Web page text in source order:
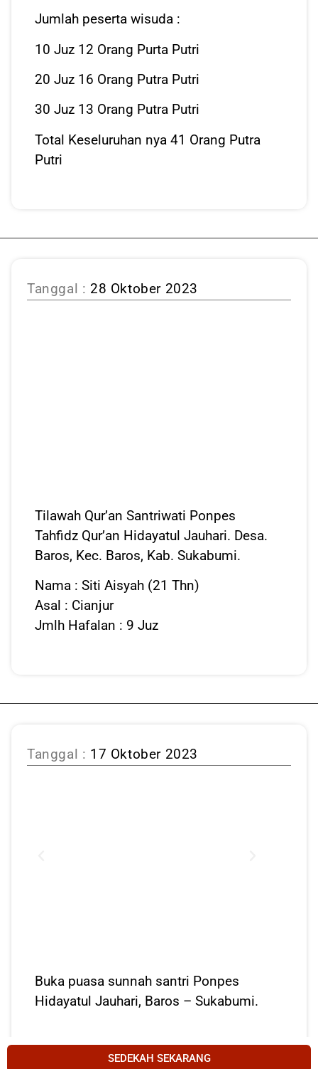
Jumlah peserta wisuda :
10 Juz 12 Orang Purta Putri
20 Juz 16 Orang Putra Putri
30 Juz 13 Orang Putra Putri
Total Keseluruhan nya 41 Orang Putra
Putri
Tanggal : 28 Oktober 2023
Tilawah Qur’an Santriwati Ponpes
Tahfidz Qur’an Hidayatul Jauhari. Desa.
Baros, Kec. Baros, Kab. Sukabumi.
Nama : Siti Aisyah (21 Thn)
Asal : Cianjur
Jmlh Hafalan : 9 Juz
Tanggal : 17 Oktober 2023
Buka puasa sunnah santri Ponpes
Hidayatul Jauhari, Baros – Sukabumi.
SEDEKAH SEKARANG